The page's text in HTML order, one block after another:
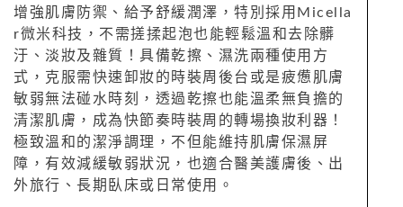
增強肌膚防禦、給予舒緩潤澤，特別採用Micella
r微米科技，不需搓揉起泡也能輕鬆溫和去除髒
汙、淡妝及雜質！具備乾擦、濕洗兩種使用方
式，克服需快速卸妝的時裝周後台或是疲憊肌膚
敏弱無法碰水時刻，透過乾擦也能溫柔無負擔的
清潔肌膚，成為快節奏時裝周的轉場換妝利器！
極致溫和的潔淨調理，不但能維持肌膚保濕屏
障，有效減緩敏弱狀況，也適合醫美護膚後、出
外旅行、長期臥床或日常使用。